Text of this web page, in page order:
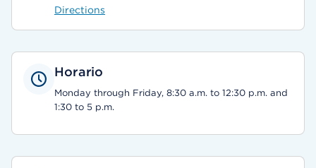
Directions
Horario
Monday through Friday, 8:30 a.m. to 12:30 p.m. and
1:30 to 5 p.m.